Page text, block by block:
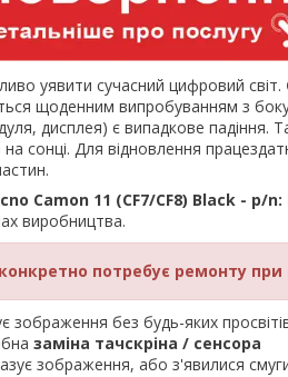
уявити сучасний цифровий світ.
щоденним випробуванням з
дисплея) є випадкове падіння.
на сонці. Для відновлення
Camon 11 (CF7/CF8) Black - p/n:
виробництва.
потребує ремонту при
зображення без будь-яких
заміна тачскріна / сенсора
зображення, або з'явилися